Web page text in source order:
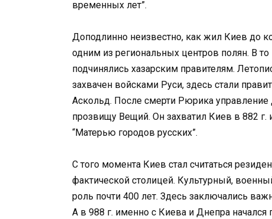
временных лет”.
Доподлинно неизвестно, как жил Киев до
одним из региональных центров полян. В
подчинялись хазарским правителям.
захвачен войсками Руси, здесь стали
Аскольд. После смерти Рюрика
прозвищу Вещий. Он захватил Киев в 882 г.
“Матерью городов русских”.
С того момента Киев стал считаться
фактической столицей. Культурный,
роль почти 400 лет. Здесь заключались
А в 988 г. именно с Киева и Днепра начался